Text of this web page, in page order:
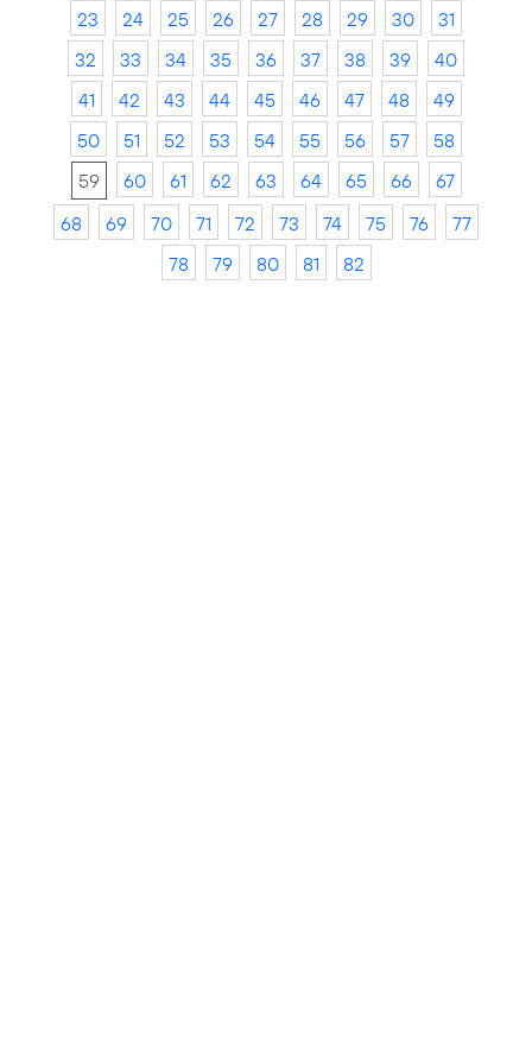
23
24 25 26 27 28 29 30
31
32
33 34 35 36 37 38 39
40
41
42 43 44 45 46 47 48
49
50
51 52 53 54 55 56 57
58
59
60 61 62 63 64 65 66
67
68
69 70 71 72 73 74 75 76
77
78
79 80 81 82